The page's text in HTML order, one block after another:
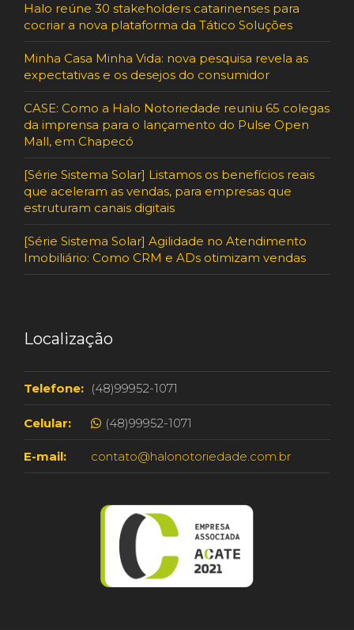
Halo reúne 30 stakeholders catarinenses para
cocriar a nova plataforma da Tático Soluções
Minha Casa Minha Vida: nova pesquisa revela as
expectativas e os desejos do consumidor
CASE: Como a Halo Notoriedade reuniu 65 colegas
da imprensa para o lançamento do Pulse Open
Mall, em Chapecó
[Série Sistema Solar] Listamos os benefícios reais
que aceleram as vendas, para empresas que
estruturam canais digitais
[Série Sistema Solar] Agilidade no Atendimento
Imobiliário: Como CRM e ADs otimizam vendas
Localização
Telefone: (48)99952-1071
Celular: (48)99952-1071
E-mail: contato@halonotoriedade.com.br